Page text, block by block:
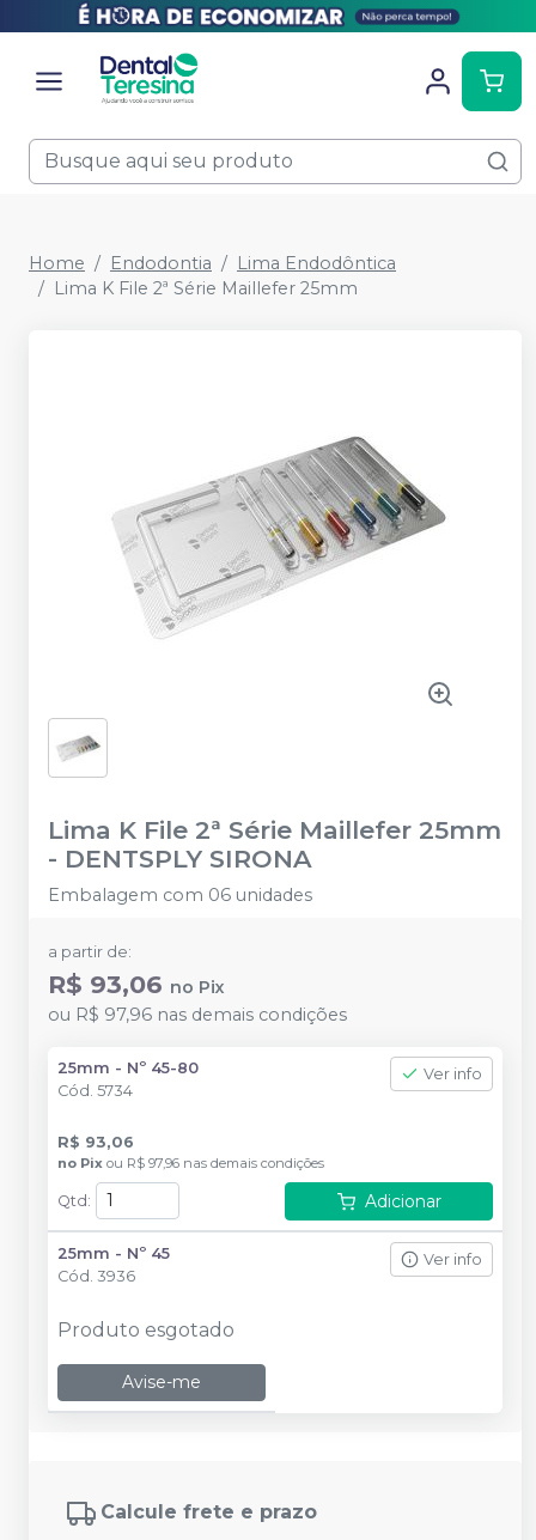
Home Endodontia
Lima Endodôntica
Lima K File 2ª Série Maillefer 25mm
Lima K File 2ª Série Maillefer 25mm
- DENTSPLY SIRONA
Embalagem com 06 unidades
a partir de:
R$ 93,06 no Pix
ou R$ 97,96 nas demais condições
25mm - Nº 45-80
Cód. 5734
Ver info
R$ 93,06
no Pix ou R$ 97,96 nas demais condições
Qtd : Adicionar
25mm - Nº 45
Cód. 3936
Ver info
Produto esgotado
Avise-me
Calcule frete e prazo